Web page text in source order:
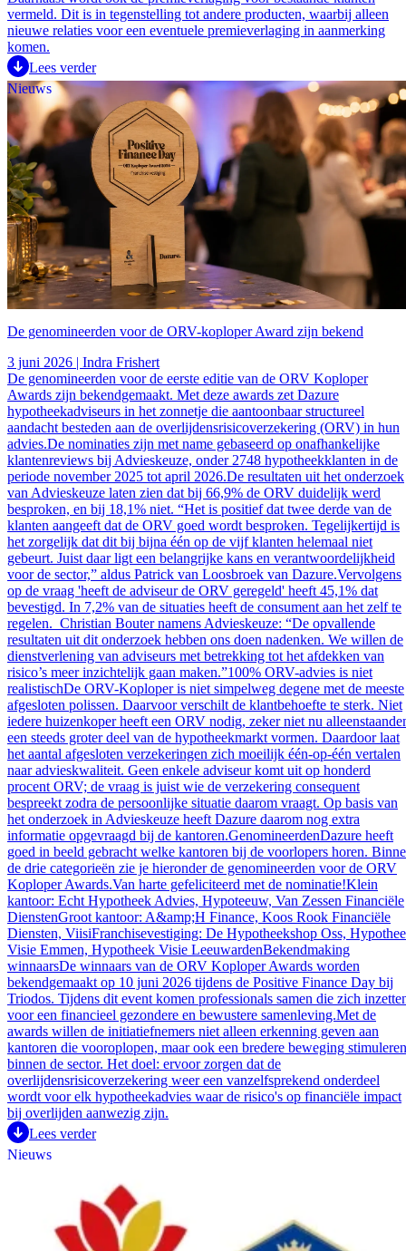
vermeld. Dit is in tegenstelling tot andere producten, waarbij alleen
nieuwe relaties voor een eventuele premieverlaging in aanmerking
komen.
Lees verder
Nieuws
De genomineerden voor de ORV-koploper Award zijn bekend
3 juni 2026 | Indra Frishert
De genomineerden voor de eerste editie van de ORV Koploper
Awards zijn bekendgemaakt. Met deze awards zet Dazure
hypotheekadviseurs in het zonnetje die aantoonbaar structureel
aandacht besteden aan de overlijdensrisicoverzekering (ORV) in hun
advies.De nominaties zijn met name gebaseerd op onafhankelijke
klantenreviews bij Advieskeuze, onder 2748 hypotheekklanten in de
periode november 2025 tot april 2026.De resultaten uit het onderzoek
van Advieskeuze laten zien dat bij 66,9% de ORV duidelijk werd
besproken, en bij 18,1% niet. “Het is positief dat twee derde van de
klanten aangeeft dat de ORV goed wordt besproken. Tegelijkertijd is
het zorgelijk dat dit bij bijna één op de vijf klanten helemaal niet
gebeurt. Juist daar ligt een belangrijke kans en verantwoordelijkheid
voor de sector,” aldus Patrick van Loosbroek van Dazure.Vervolgens
op de vraag 'heeft de adviseur de ORV geregeld' heeft 45,1% dat
bevestigd. In 7,2% van de situaties heeft de consument aan het zelf te
regelen. Christian Bouter namens Advieskeuze: “De opvallende
resultaten uit dit onderzoek hebben ons doen nadenken. We willen de
dienstverlening van adviseurs met betrekking tot het afdekken van
risico’s meer inzichtelijk gaan maken.”100% ORV-advies is niet
realistischDe ORV-Koploper is niet simpelweg degene met de meeste
afgesloten polissen. Daarvoor verschilt de klantbehoefte te sterk. Niet
iedere huizenkoper heeft een ORV nodig, zeker niet nu
een steeds groter deel van de hypotheekmarkt vormen. Daardoor laat
het aantal afgesloten verzekeringen zich moeilijk één-op-één vertalen
naar advieskwaliteit. Geen enkele adviseur komt uit op honderd
procent ORV; de vraag is juist wie de verzekering consequent
bespreekt zodra de persoonlijke situatie daarom vraagt. Op basis van
het onderzoek in Advieskeuze heeft Dazure daarom nog extra
informatie opgevraagd bij de kantoren.GenomineerdenDazure heeft
goed in beeld gebracht welke kantoren bij de voorlopers horen.
de drie categorieën zie je hieronder de genomineerden voor de ORV
Koploper Awards.Van harte gefeliciteerd met de nominatie!Klein
kantoor: Echt Hypotheek Advies, Hypoteeuw, Van Zessen Financiële
DienstenGroot kantoor: A&amp;H Finance, Koos Rook Financiële
Diensten, ViisiFranchisevestiging: De Hypotheekshop Oss,
Visie Emmen, Hypotheek Visie LeeuwardenBekendmaking
winnaarsDe winnaars van de ORV Koploper Awards worden
bekendgemaakt op 10 juni 2026 tijdens de Positive Finance Day bij
Triodos. Tijdens dit event komen professionals samen die zich
voor een financieel gezondere en bewustere samenleving.Met de
awards willen de initiatiefnemers niet alleen erkenning geven aan
kantoren die vooroplopen, maar ook een bredere beweging stimuleren
binnen de sector. Het doel: ervoor zorgen dat de
overlijdensrisicoverzekering weer een vanzelfsprekend onderdeel
wordt voor elk hypotheekadvies waar de risico's op financiële impact
bij overlijden aanwezig zijn.
Lees verder
Nieuws